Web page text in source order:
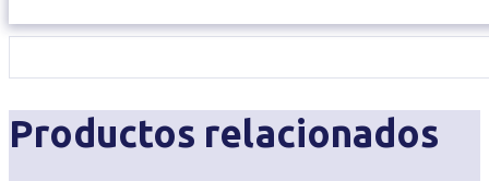
Productos relacionados